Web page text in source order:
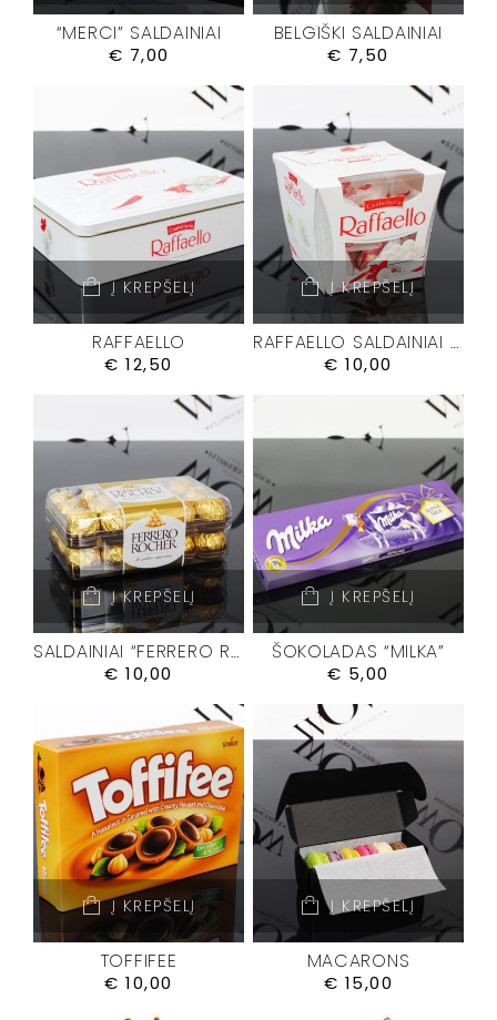
“MERCI” SALDAINIAI
€ 7,00
BELGIŠKI SALDAINIAI
€ 7,50
Į KREPŠELĮ
RAFFAELLO
€ 12,50
Į KREPŠELĮ
RAFFAELLO SALDAINIAI M
€ 10,00
Į KREPŠELĮ
SALDAINIAI “FERRERO ROCHER”
€ 10,00
Į KREPŠELĮ
ŠOKOLADAS “MILKA”
€ 5,00
Į KREPŠELĮ
TOFFIFEE
€ 10,00
Į KREPŠELĮ
MACARONS
€ 15,00